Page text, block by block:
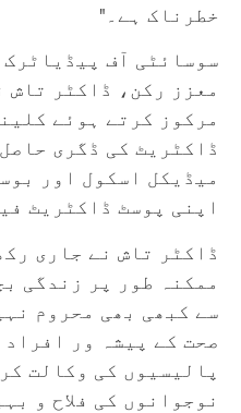
خطرناک ہے۔"
سوسائٹی آف
معزز رکن، ڈاکٹر تاش
مرکوز کرتے ہوئے
ڈاکٹریٹ کی ڈگری
میڈیکل اسکول اور
اپنی پوسٹ ڈاکٹریٹ
ڈاکٹر تاش نے جاری
ممکنہ طور پر زندگی
سے کبھی بھی محروم
صحت کے پیشہ ور
پالیسیوں کی وکالت
نوجوانوں کی فلاح و